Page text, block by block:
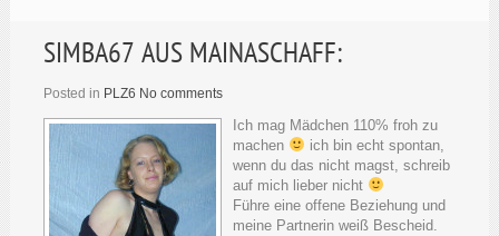
SIMBA67 AUS MAINASCHAFF:
Posted in PLZ6 No comments
Ich mag Mädchen 110% froh zu
machen
ich bin echt spontan,
wenn du das nicht magst, schreib
auf mich lieber nicht
Führe eine offene Beziehung und
meine Partnerin weiß Bescheid.